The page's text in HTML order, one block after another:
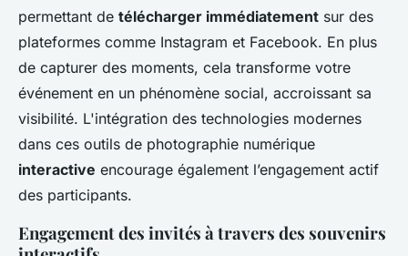
permettant de télécharger immédiatement sur des
plateformes comme Instagram et Facebook. En plus
de capturer des moments, cela transforme votre
événement en un phénomène social, accroissant sa
visibilité. L'intégration des technologies modernes
dans ces outils de photographie numérique
interactive encourage également l’engagement actif
des participants.
Engagement des invités à travers des souvenirs